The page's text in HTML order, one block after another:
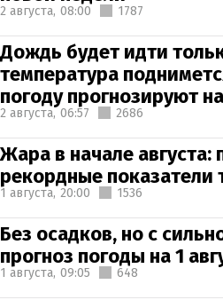
2 августа, 08:00 1787
Дождь будет идти
температура
погоду прогнозируют
2 августа, 06:57 2686
Жара в начале августа:
рекордные показатели
1 августа, 20:00 1536
Без осадков, но с
прогноз погоды на 1
1 августа, 09:05 648